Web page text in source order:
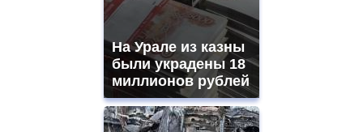
На Урале из казны
были украдены 18
миллионов рублей